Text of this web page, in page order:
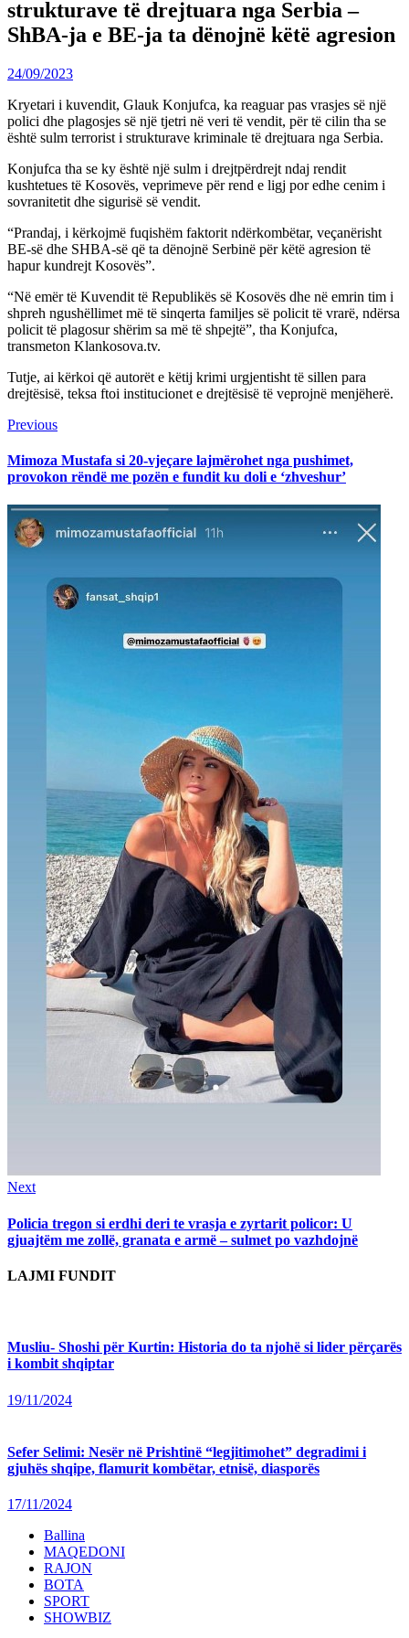
strukturave të drejtuara nga Serbia –
ShBA-ja e BE-ja ta dënojnë këtë agresion
24/09/2023
Kryetari i kuvendit, Glauk Konjufca, ka reaguar pas vrasjes së një
polici dhe plagosjes së një tjetri në veri të vendit, për të cilin tha se
është sulm terrorist i strukturave kriminale të drejtuara nga Serbia.
Konjufca tha se ky është një sulm i drejtpërdrejt ndaj rendit
kushtetues të Kosovës, veprimeve për rend e ligj por edhe cenim i
sovranitetit dhe sigurisë së vendit.
“Prandaj, i kërkojmë fuqishëm faktorit ndërkombëtar, veçanërisht
BE-së dhe SHBA-së që ta dënojnë Serbinë për këtë agresion të
hapur kundrejt Kosovës”.
“Në emër të Kuvendit të Republikës së Kosovës dhe në emrin tim i
shpreh ngushëllimet më të sinqerta familjes së policit të vrarë, ndërsa
policit të plagosur shërim sa më të shpejtë”, tha Konjufca,
transmeton Klankosova.tv.
Tutje, ai kërkoi që autorët e këtij krimi urgjentisht të sillen para
drejtësisë, teksa ftoi institucionet e drejtësisë të veprojnë menjëherë.
Continue
Reading
PreviousPrevious
Mimoza Mustafa si 20-vjeçare lajmërohet nga pushimet,
provokon rëndë me pozën e fundit ku doli e ‘zhveshur’
NextNext
Policia tregon si erdhi deri te vrasja e zyrtarit policor: U
gjuajtëm me zollë, granata e armë – sulmet po vazhdojnë
LAJMI FUNDIT
Musliu- Shoshi për Kurtin: Historia do ta njohë si lider përçarës
i kombit shqiptar
19/11/2024
Sefer Selimi: Nesër në Prishtinë “legjitimohet” degradimi i
gjuhës shqipe, flamurit kombëtar, etnisë, diasporës
17/11/2024
Ballina
MAQEDONI
RAJON
BOTA
SPORT
SHOWBIZ